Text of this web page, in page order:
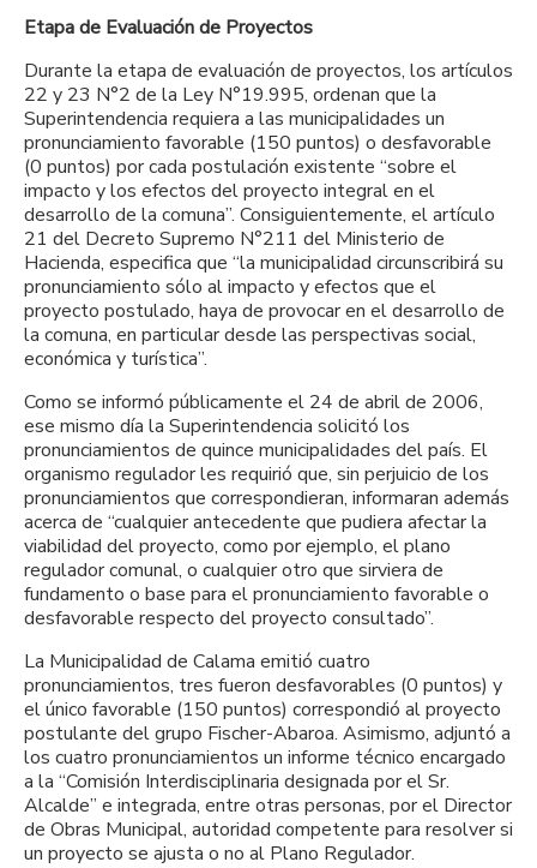
Etapa de Evaluación de Proyectos
Durante la etapa de evaluación de proyectos, los artículos
22 y 23 N°2 de la Ley N°19.995, ordenan que la
Superintendencia requiera a las municipalidades un
pronunciamiento favorable (150 puntos) o desfavorable
(0 puntos) por cada postulación existente “sobre el
impacto y los efectos del proyecto integral en el
desarrollo de la comuna”. Consiguientemente, el artículo
21 del Decreto Supremo N°211 del Ministerio de
Hacienda, especifica que “la municipalidad circunscribirá su
pronunciamiento sólo al impacto y efectos que el
proyecto postulado, haya de provocar en el desarrollo de
la comuna, en particular desde las perspectivas social,
económica y turística”.
Como se informó públicamente el 24 de abril de 2006,
ese mismo día la Superintendencia solicitó los
pronunciamientos de quince municipalidades del país. El
organismo regulador les requirió que, sin perjuicio de los
pronunciamientos que correspondieran, informaran además
acerca de “cualquier antecedente que pudiera afectar la
viabilidad del proyecto, como por ejemplo, el plano
regulador comunal, o cualquier otro que sirviera de
fundamento o base para el pronunciamiento favorable o
desfavorable respecto del proyecto consultado”.
La Municipalidad de Calama emitió cuatro
pronunciamientos, tres fueron desfavorables (0 puntos) y
el único favorable (150 puntos) correspondió al proyecto
postulante del grupo Fischer-Abaroa. Asimismo, adjuntó a
los cuatro pronunciamientos un informe técnico encargado
a la “Comisión Interdisciplinaria designada por el Sr.
Alcalde” e integrada, entre otras personas, por el Director
de Obras Municipal, autoridad competente para resolver si
un proyecto se ajusta o no al Plano Regulador.